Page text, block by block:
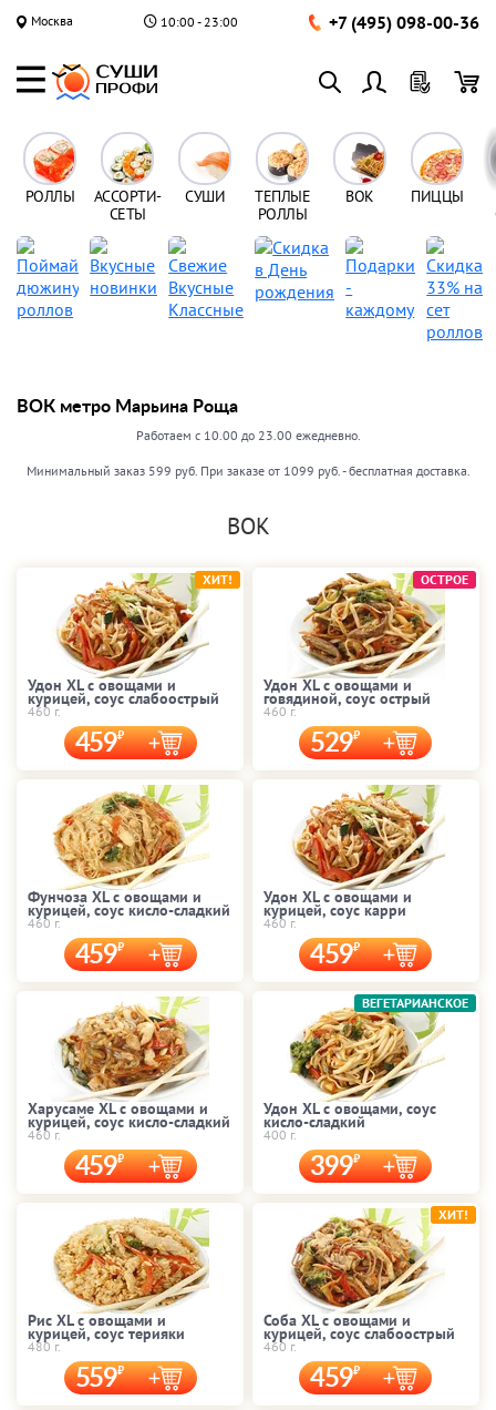
Москва 10:00 - 23:00 +7 (495) 098-00-36
РОЛЛЫ
АССОРТИ-
СЕТЫ
СУШИ
ТЕПЛЫЕ
РОЛЛЫ
ВОК ПИЦЦЫ
ВОК метро Марьина Роща
Работаем с 10.00 до 23.00 ежедневно.
Минимальный заказ 599 руб. При заказе от 1099 руб. - бесплатная доставка.
ВОК
Удон XL с овощами и
курицей, соус слабоострый
460 г.
459
ХИТ!
Удон XL с овощами и
говядиной, соус острый
460 г.
529
ОСТРОЕ
Фунчоза XL с овощами и
курицей, соус кисло-сладкий
460 г.
459
Удон XL с овощами и
курицей, соус карри
460 г.
459
Харусаме XL с овощами и
курицей, соус кисло-сладкий
460 г.
459
Удон XL с овощами, соус
кисло-сладкий
400 г.
399
ВЕГЕТАРИАНСКОЕ
Рис XL с овощами и
курицей, соус терияки
480 г.
559
Соба XL с овощами и
курицей, соус слабоострый
460 г.
459
ХИТ!